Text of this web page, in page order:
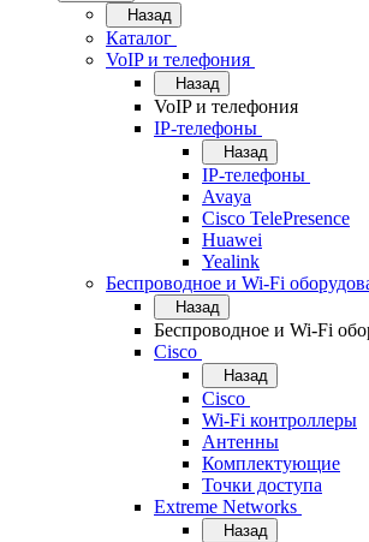
Назад
Каталог
VoIP и телефония
Назад
VoIP и телефония
IP-телефоны
Назад
IP-телефоны
Avaya
Cisco TelePresence
Huawei
Yealink
Беспроводное и Wi-Fi
Назад
Беспроводное и Wi-Fi
Cisco
Назад
Cisco
Wi-Fi контроллеры
Антенны
Комплектующие
Точки доступа
Extreme Networks
Назад